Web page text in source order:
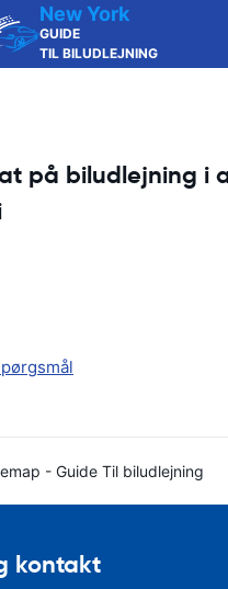
New York
GUIDE
TIL BILUDLEJNING
på biludlejning i
- Guide Til biludlejning
kontakt